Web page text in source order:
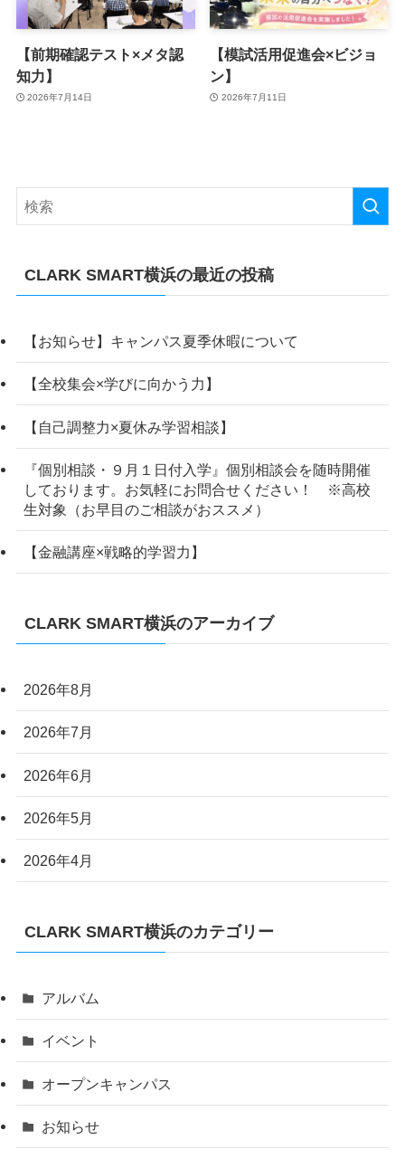
【前期確認テスト×メタ認
知力】
2026年7月14日
【模試活用促進会×ビジョ
ン】
2026年7月11日
CLARK SMART横浜の最近の投稿
【お知らせ】キャンパス夏季休暇について
【全校集会×学びに向かう力】
【自己調整力×夏休み学習相談】
『個別相談・９月１日付入学』個別相談会を随時開催
しております。お気軽にお問合せください！ ※高校
生対象（お早目のご相談がおススメ）
【金融講座×戦略的学習力】
CLARK SMART横浜のアーカイブ
2026年8月
2026年7月
2026年6月
2026年5月
2026年4月
CLARK SMART横浜のカテゴリー
アルバム
イベント
オープンキャンパス
お知らせ